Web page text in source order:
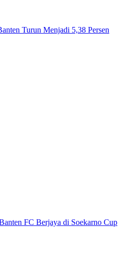
Turun Menjadi 5,38 Persen
FC Berjaya di Soekarno Cup